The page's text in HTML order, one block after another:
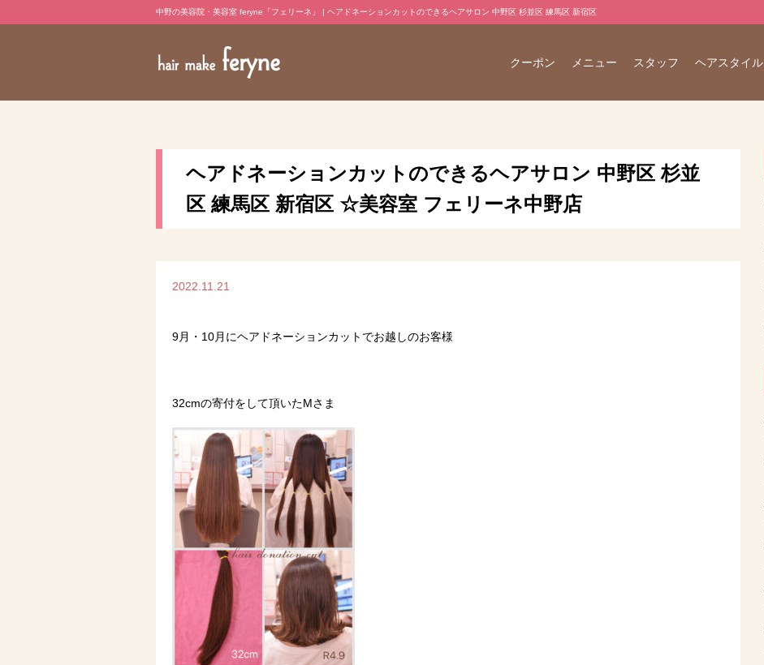
中野の美容院・美容室 feryne「フェリーネ」 | ヘアドネーションカットのできるヘアサロン 中野区 杉並区 練馬区 新宿区
ヘアスタイル
スタッフ
メニュー
クーポン
ヘアドネーションカットのできるヘアサロン 中野区 杉並
区 練馬区 新宿区 ☆美容室 フェリーネ中野店
2022.11.21
9月・10月にヘアドネーションカットでお越しのお客様
32cmの寄付をして頂いたMさま